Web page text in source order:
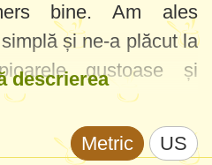
bine. Am ales
și ne-a plăcut la
gustoase și
remușcări (știți voi
descrierea
Metric US